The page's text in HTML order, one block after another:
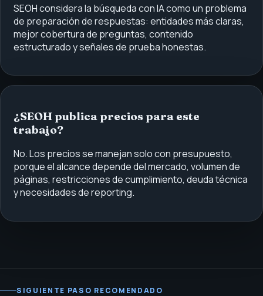
SEOH considera la búsqueda con IA como un problema
de preparación de respuestas: entidades más claras,
mejor cobertura de preguntas, contenido
estructurado y señales de prueba honestas.
¿SEOH publica precios para este
trabajo?
No. Los precios se manejan solo con presupuesto,
porque el alcance depende del mercado, volumen de
páginas, restricciones de cumplimiento, deuda técnica
y necesidades de reporting.
SIGUIENTE PASO RECOMENDADO